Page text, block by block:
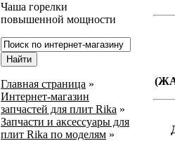
Чаша горелки
повышенной мощности
Главная страница »
Интернет-магазин
запчастей для плит Rika »
Запчасти и аксессуары для
плит Rika по моделям »